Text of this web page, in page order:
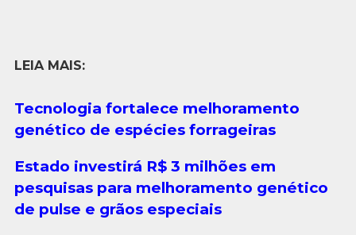
LEIA MAIS:
Tecnologia fortalece melhoramento
genético de espécies forrageiras
Estado investirá R$ 3 milhões em
pesquisas para melhoramento genético
de pulse e grãos especiais